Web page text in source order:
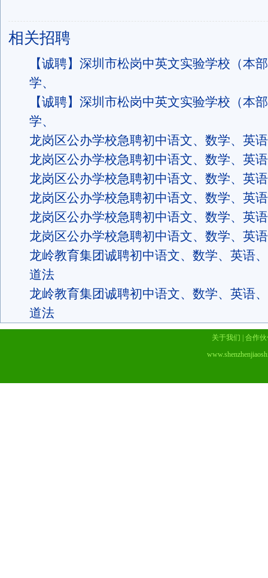
相关招聘
【诚聘】深圳市松岗中英文实验学校（本
学、
【诚聘】深圳市松岗中英文实验学校（本
学、
龙岗区公办学校急聘初中语文、数学、英
龙岗区公办学校急聘初中语文、数学、英
龙岗区公办学校急聘初中语文、数学、英
龙岗区公办学校急聘初中语文、数学、英
龙岗区公办学校急聘初中语文、数学、英
龙岗区公办学校急聘初中语文、数学、英
龙岭教育集团诚聘初中语文、数学、英语
道法
龙岭教育集团诚聘初中语文、数学、英语
道法
关于我们
合作